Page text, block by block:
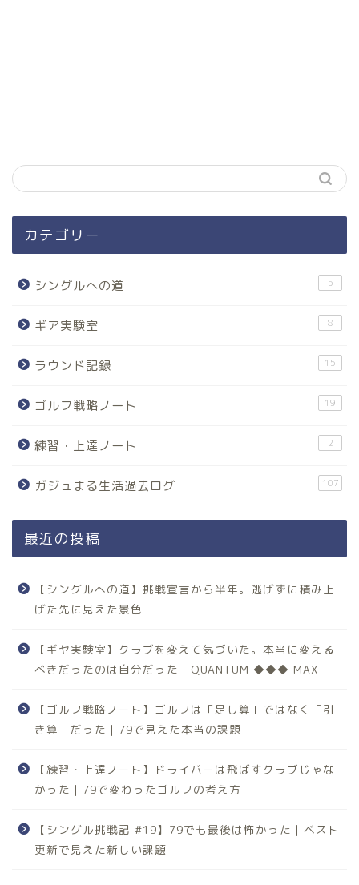
カテゴリー
シングルへの道 5
ギア実験室 8
ラウンド記録 15
ゴルフ戦略ノート 19
練習・上達ノート 2
ガジュまる生活過去ログ 107
最近の投稿
【シングルへの道】挑戦宣言から半年。逃げずに積み上
げた先に見えた景色
【ギヤ実験室】クラブを変えて気づいた。本当に変える
べきだったのは自分だった｜QUANTUM ◆◆◆ MAX
【ゴルフ戦略ノート】ゴルフは「足し算」ではなく「引
き算」だった｜79で見えた本当の課題
【練習・上達ノート】ドライバーは飛ばすクラブじゃな
かった｜79で変わったゴルフの考え方
【シングル挑戦記 #19】79でも最後は怖かった｜ベスト
更新で見えた新しい課題